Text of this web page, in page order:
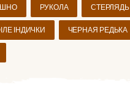
РУКОЛА СТЕРЛЯДЬ
ІНДИЧКИ ЧЕРНАЯ РЕДЬКА